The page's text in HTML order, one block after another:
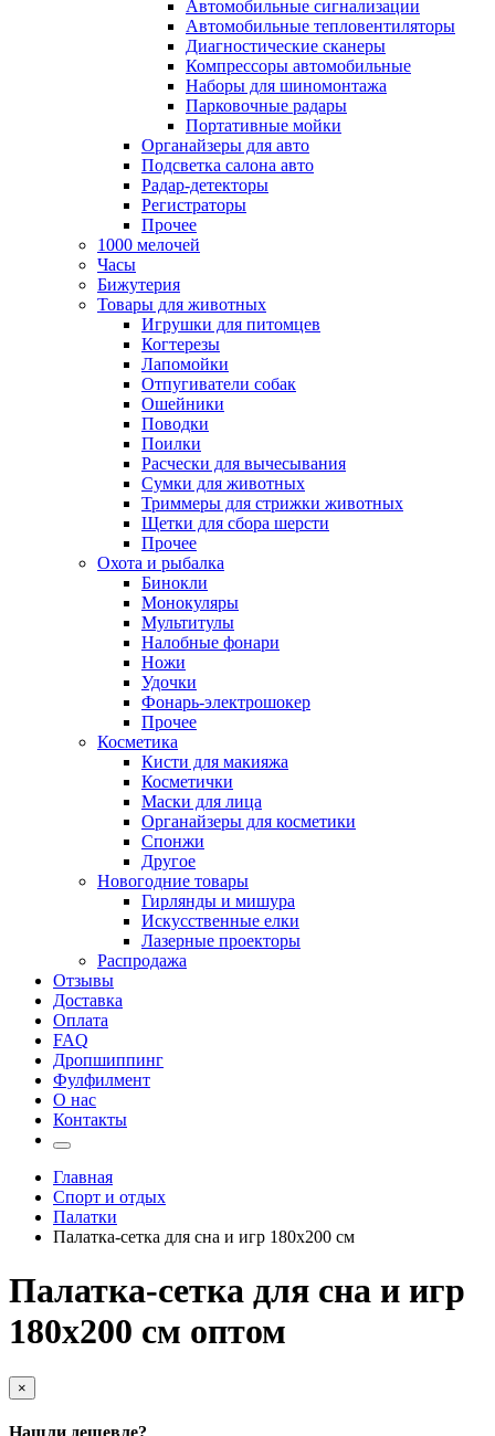
Автомобильные сигнализации
Автомобильные тепловентиляторы
Диагностические сканеры
Компрессоры автомобильные
Наборы для шиномонтажа
Парковочные радары
Портативные мойки
Органайзеры для авто
Подсветка салона авто
Радар-детекторы
Регистраторы
Прочее
1000 мелочей
Часы
Бижутерия
Товары для животных
Игрушки для питомцев
Когтерезы
Лапомойки
Отпугиватели собак
Ошейники
Поводки
Поилки
Расчески для вычесывания
Сумки для животных
Триммеры для стрижки животных
Щетки для сбора шерсти
Прочее
Охота и рыбалка
Бинокли
Монокуляры
Мультитулы
Налобные фонари
Ножи
Удочки
Фонарь-электрошокер
Прочее
Косметика
Кисти для макияжа
Косметички
Маски для лица
Органайзеры для косметики
Спонжи
Другое
Новогодние товары
Гирлянды и мишура
Искусственные елки
Лазерные проекторы
Распродажа
Отзывы
Доставка
Оплата
FAQ
Дропшиппинг
Фулфилмент
О нас
Контакты
Главная
Спорт и отдых
Палатки
Палатка-сетка для сна и игр 180х200 см
Палатка-сетка для сна и игр
180х200 см оптом
×